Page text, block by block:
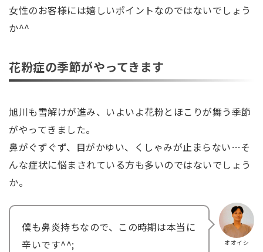
女性のお客様には嬉しいポイントなのではないでしょう
か^^
花粉症の季節がやってきます
旭川も雪解けが進み、いよいよ花粉とほこりが舞う季節
がやってきました。
鼻がぐずぐず、目がかゆい、くしゃみが止まらない…そ
んな症状に悩まされている方も多いのではないでしょう
か。
オオイシ
僕も鼻炎持ちなので、この時期は本当に
辛いです^^;